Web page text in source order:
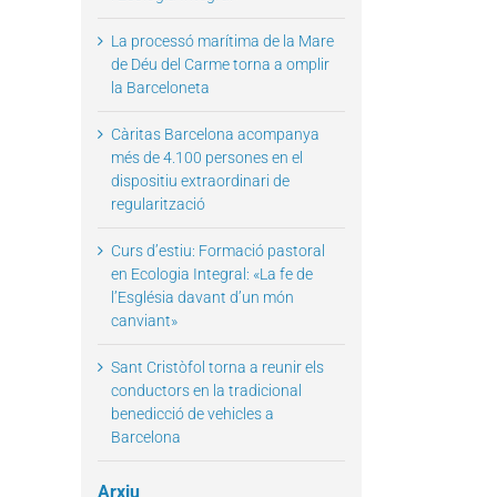
La processó marítima de la Mare
de Déu del Carme torna a omplir
la Barceloneta
Càritas Barcelona acompanya
més de 4.100 persones en el
dispositiu extraordinari de
regularització
Curs d’estiu: Formació pastoral
en Ecologia Integral: «La fe de
l’Església davant d’un món
canviant»
Sant Cristòfol torna a reunir els
conductors en la tradicional
benedicció de vehicles a
Barcelona
Arxiu